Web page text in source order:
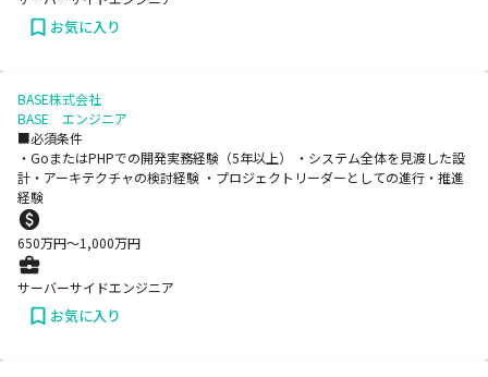
お気に入り
BASE株式会社
BASE エンジニア
■必須条件
・GoまたはPHPでの開発実務経験（5年以上） ・システム全体を見渡した設
計・アーキテクチャの検討経験 ・プロジェクトリーダーとしての進行・推進
経験
650万円〜1,000万円
サーバーサイドエンジニア
お気に入り